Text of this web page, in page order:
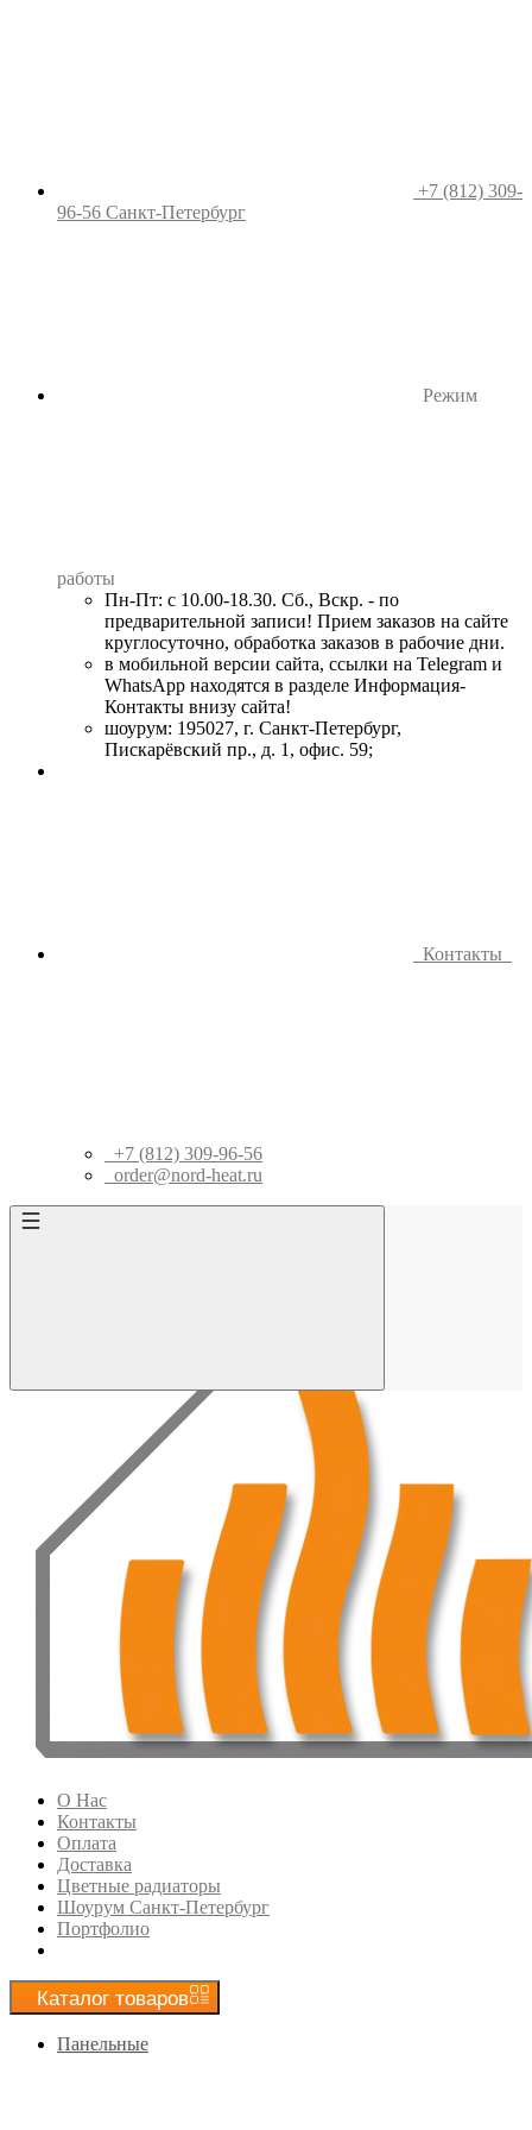
+7 (812) 309-
96-56 Санкт-Петербург
Режим
работы
Пн-Пт: с 10.00-18.30. Сб., Вскр. - по
предварительной записи! Прием заказов на сайте
круглосуточно, обработка заказов в рабочие дни.
в мобильной версии сайта, ссылки на Telegram и
WhatsApp находятся в разделе Информация-
Контакты внизу сайта!
шоурум: 195027, г. Санкт-Петербург,
Пискарёвский пр., д. 1, офис. 59;
Контакты
+7 (812) 309-96-56
order@nord-heat.ru
О Нас
Контакты
Оплата
Доставка
Цветные радиаторы
Шоурум Санкт-Петербург
Портфолио
Каталог товаров
Панельные